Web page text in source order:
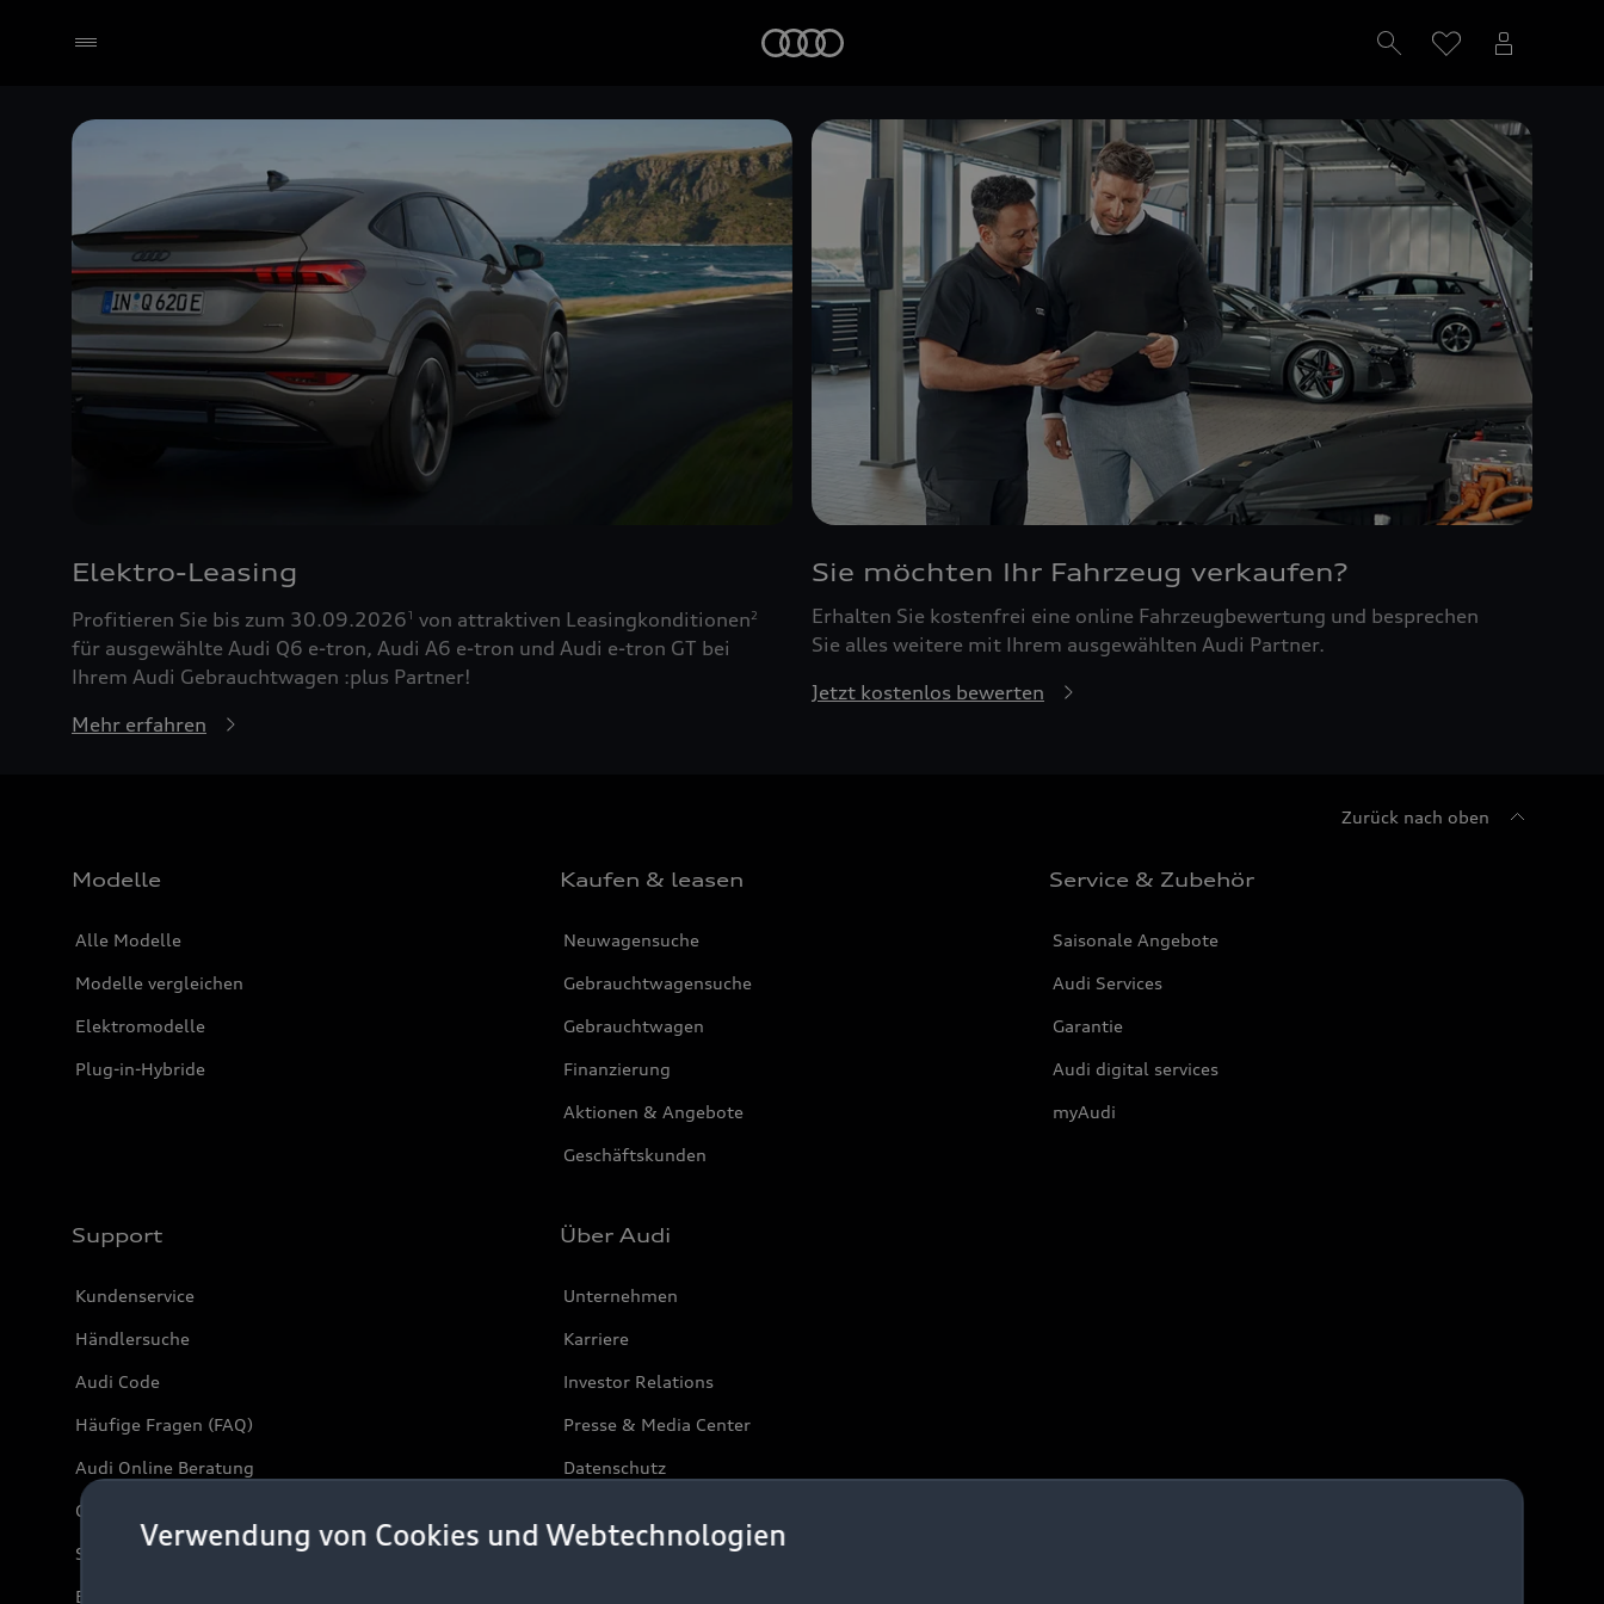
Elektro-Leasing
Profitieren Sie bis zum 30.09.20261 von attraktiven Leasingkonditionen2
für ausgewählte Audi Q6 e-tron, Audi A6 e-tron und Audi e-tron GT bei
Ihrem Audi Gebrauchtwagen :plus Partner!
Mehr erfahren
Sie möchten Ihr Fahrzeug verkaufen?
Erhalten Sie kostenfrei eine online Fahrzeugbewertung und besprechen
Sie alles weitere mit Ihrem ausgewählten Audi Partner.
Jetzt kostenlos bewerten
Zurück nach oben
Modelle
Alle Modelle
Modelle vergleichen
Elektromodelle
Plug-in-Hybride
Kaufen & leasen
Neuwagensuche
Gebrauchtwagensuche
Gebrauchtwagen
Finanzierung
Aktionen & Angebote
Geschäftskunden
Service & Zubehör
Saisonale Angebote
Audi Services
Garantie
Audi digital services
myAudi
Support
Kundenservice
Händlersuche
Audi Code
Häufige Fragen (FAQ)
Audi Online Beratung
Online-Terminvereinbarung
Servicekontakt
Bordbuch & Bedienungsanleitungen
Über Audi
Unternehmen
Karriere
Investor Relations
Presse & Media Center
Datenschutz
Verwendung von Cookies und Webtechnologien